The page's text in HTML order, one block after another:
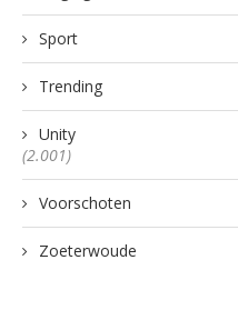
Sport
Trending
Unity
(2.001)
Voorschoten
Zoeterwoude